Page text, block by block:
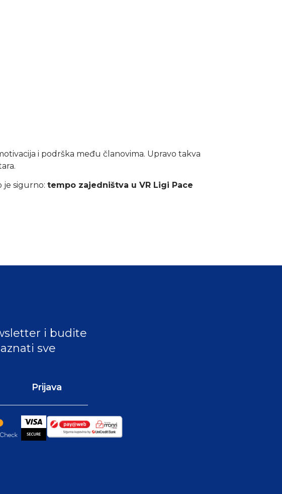
i podrška među članovima. Upravo takva
je sigurno: tempo zajedništva u VR Ligi Pace
i budite
sve
Prijava